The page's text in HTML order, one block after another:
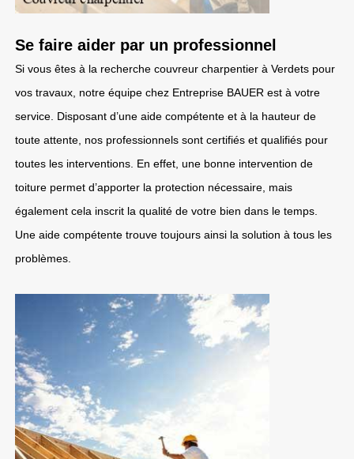
Se faire aider par un professionnel
Si vous êtes à la recherche couvreur charpentier à Verdets pour
vos travaux, notre équipe chez Entreprise BAUER est à votre
service. Disposant d’une aide compétente et à la hauteur de
toute attente, nos professionnels sont certifiés et qualifiés pour
toutes les interventions. En effet, une bonne intervention de
toiture permet d’apporter la protection nécessaire, mais
également cela inscrit la qualité de votre bien dans le temps.
Une aide compétente trouve toujours ainsi la solution à tous les
problèmes.